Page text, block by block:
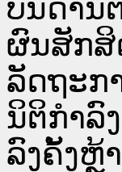
ບັນດານິ
ຜົນສັກສິ
ລັດຖະກ
ນິຕິກຳລົ
ລົງຄັ້ງຫຼ້